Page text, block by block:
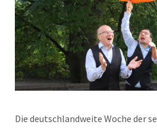
Die deutschlandweite Woche der